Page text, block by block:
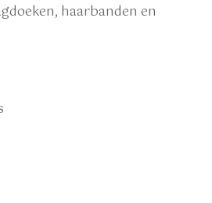
haarbanden en